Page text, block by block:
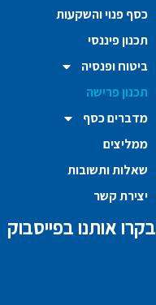
כסף פנוי והשקעות
תכנון פיננסי
ביטוח ופנסיה
תכנון פרישה
מדברים כסף
ממליצים
שאלות ותשובות
יצירת קשר
בקרו אותנו בפייסבוק